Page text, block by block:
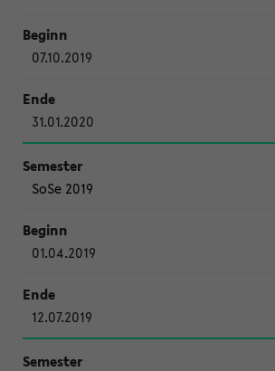
07.10.2019
31.01.2020
SoSe 2019
01.04.2019
12.07.2019